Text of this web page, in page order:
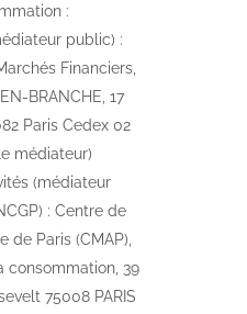
:
public) :
Financiers,
BRANCHE, 17
Paris Cedex 02
médiateur)
(médiateur
: Centre de
de Paris (CMAP),
consommation, 39
75008 PARIS